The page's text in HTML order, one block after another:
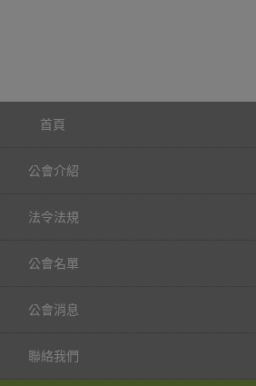
首頁
公會介紹
法令法規
公會名單
公會消息
聯絡我們